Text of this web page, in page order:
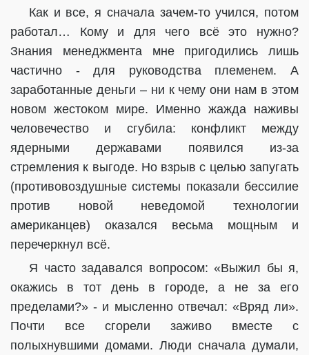
Как и все, я сначала зачем-то учился, потом
работал… Кому и для чего всё это нужно?
Знания менеджмента мне пригодились лишь
частично - для руководства племенем. А
заработанные деньги – ни к чему они нам в этом
новом жестоком мире. Именно жажда наживы
человечество и сгубила: конфликт между
ядерными державами появился из-за
стремления к выгоде. Но взрыв с целью запугать
(противовоздушные системы показали бессилие
против новой неведомой технологии
американцев) оказался весьма мощным и
перечеркнул всё.
Я часто задавался вопросом: «Выжил бы я,
окажись в тот день в городе, а не за его
пределами?» - и мысленно отвечал: «Вряд ли».
Почти все сгорели заживо вместе с
полыхнувшими домами. Люди сначала думали,